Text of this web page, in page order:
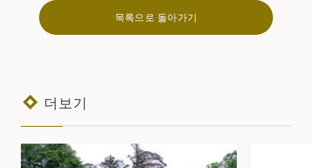
목록으로 돌아가기
더보기